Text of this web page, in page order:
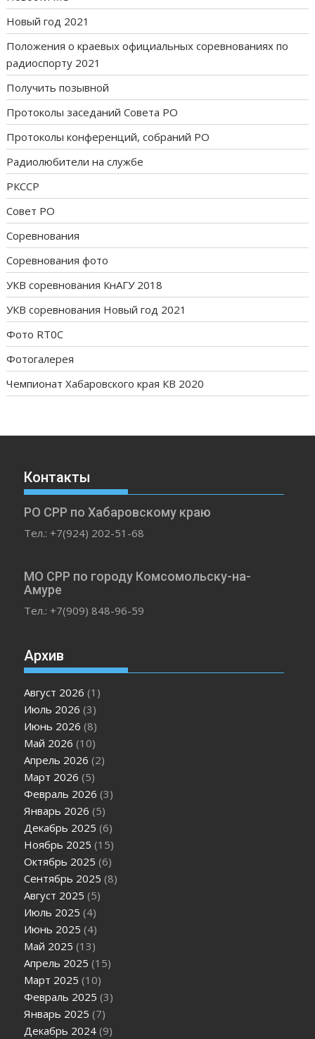
Новый год 2021
Положения о краевых официальных соревнованиях по
радиоспорту 2021
Получить позывной
Протоколы заседаний Совета РО
Протоколы конференций, собраний РО
Радиолюбители на службе
РКССР
Совет РО
Соревнования
Соревнования фото
УКВ соревнования КнАГУ 2018
УКВ соревнования Новый год 2021
Фото RT0C
Фотогалерея
Чемпионат Хабаровского края КВ 2020
Контакты
РО СРР по Хабаровскому краю
Тел.: +7(924) 202-51-68
МО СРР по городу Комсомольску-на-
Амуре
Тел.: +7(909) 848-96-59
Архив
Август 2026 (1)
Июль 2026 (3)
Июнь 2026 (8)
Май 2026 (10)
Апрель 2026 (2)
Март 2026 (5)
Февраль 2026 (3)
Январь 2026 (5)
Декабрь 2025 (6)
Ноябрь 2025 (15)
Октябрь 2025 (6)
Сентябрь 2025 (8)
Август 2025 (5)
Июль 2025 (4)
Июнь 2025 (4)
Май 2025 (13)
Апрель 2025 (15)
Март 2025 (10)
Февраль 2025 (3)
Январь 2025 (7)
Декабрь 2024 (9)